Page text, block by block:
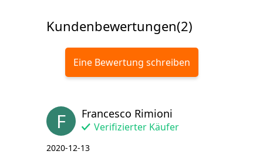
Kundenbewertungen(2)
Eine Bewertung schreiben
F Francesco Rimioni
Verifizierter Käufer
2020-12-13